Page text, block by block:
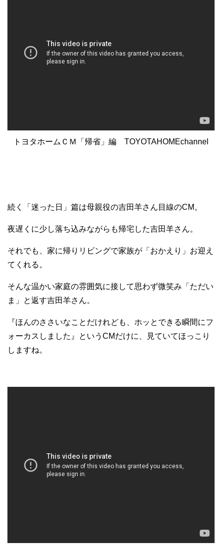
トヨタホームＣＭ「帰省」編 TOYOTAHOMEchannel
続く「迷った日」篇は母親役の吉田羊さん目線のCM。
夜遅くに少し落ち込みながらも帰宅した吉田羊さん。
それでも、家に帰りリビングで家族が「おかえり」お迎え
てくれる。
そんな温かい家庭の雰囲気に接して思わず微笑み「ただい
ま」と返す吉田羊さん。
『ほんのささいなことだけれども、ホッとできる瞬間にフ
ォーカスしました』というCMだけに、見ていてほっこり
しますね。